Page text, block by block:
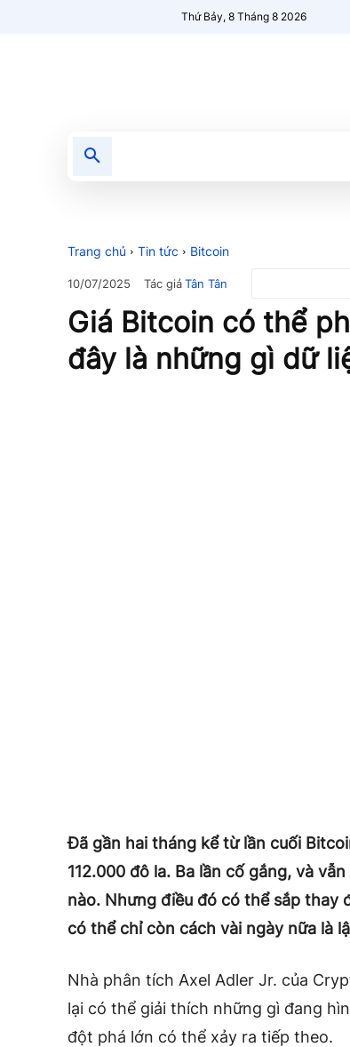
Thứ Bảy, 8 Tháng 8 2026
Trang chủ Tin tức Bitcoin
10/07/2025 Tác giảTân Tân
Giá Bitcoin có thể
đây là những gì dữ
Đã gần hai tháng kể từ lần cuối
112.000 đô la. Ba lần cố gắng, và
nào. Nhưng điều đó có thể sắp thay
có thể chỉ còn cách vài ngày nữa là
Nhà phân tích Axel Adler Jr. của
lại có thể giải thích những gì đang
đột phá lớn có thể xảy ra tiếp theo.